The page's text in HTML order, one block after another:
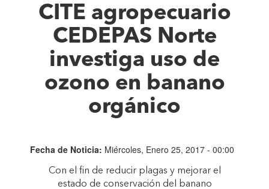
CITE agropecuario
CEDEPAS Norte
investiga uso de
ozono en banano
orgánico
Fecha de Noticia: Miércoles, Enero 25, 2017 - 00:00
Con el fin de reducir plagas y mejorar el
estado de conservación del banano